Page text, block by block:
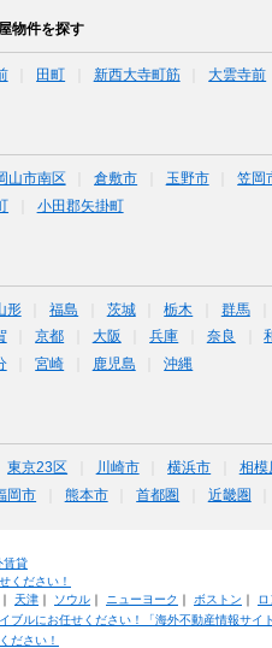
物件を探す
田町 新西大寺町筋 大雲寺前
山市南区 倉敷市 玉野市 笠岡
小田郡矢掛町
形 福島 茨城 栃木 群馬
京都 大阪 兵庫 奈良
宮崎 鹿児島 沖縄
東京23区 川崎市 横浜市 相模
岡市 熊本市 首都圏 近畿圏
賃貸
ください！
｜ 天津｜ ソウル｜ ニューヨーク ｜ ボストン ｜ ロ
ルにお任せください！「海外不動産情報サイト
ださい！